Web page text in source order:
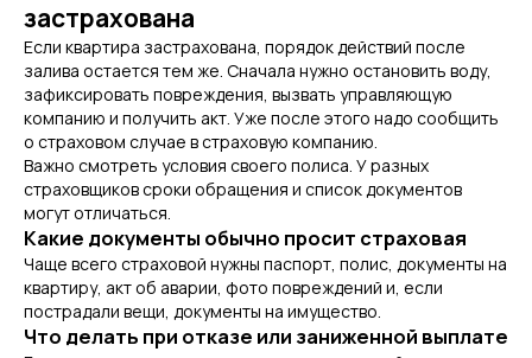
застрахована
Если квартира застрахована, порядок действий после
залива остается тем же. Сначала нужно остановить воду,
зафиксировать повреждения, вызвать управляющую
компанию и получить акт. Уже после этого надо сообщить
о страховом случае в страховую компанию.
Важно смотреть условия своего полиса. У разных
страховщиков сроки обращения и список документов
могут отличаться.
Какие документы обычно просит страховая
Чаще всего страховой нужны паспорт, полис, документы на
квартиру, акт об аварии, фото повреждений и, если
пострадали вещи, документы на имущество.
Что делать при отказе или заниженной выплате